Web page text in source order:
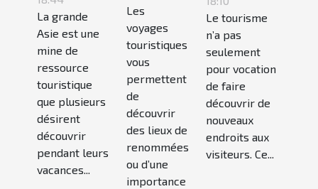
les
merveilles
de la
nature
La grande
Asie est une
mine de
ressource
touristique
que plusieurs
désirent
découvrir
pendant leurs
vacances...
Les
voyages
touristiques
vous
permettent
de
découvrir
des lieux de
renommées
ou d’une
importance
Le tourisme
n’a pas
seulement
pour vocation
de faire
découvrir de
nouveaux
endroits aux
visiteurs. Ce...